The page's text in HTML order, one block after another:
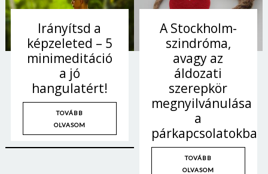
Irányítsd a
képzeleted – 5
minimeditáció
a jó
hangulatért!
TOVÁBB
OLVASOM
A Stockholm-
szindróma,
avagy az
áldozati
szerepkör
megnyilvánulása
a
párkapcsolatokban
TOVÁBB
OLVASOM